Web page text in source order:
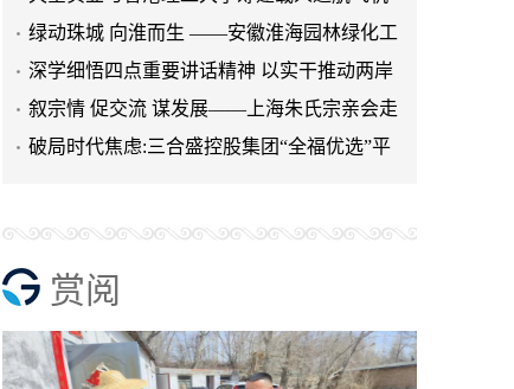
研究院
绿动珠城 向淮而生 ——安徽淮海园林绿化工
程有限公司发展纪实
深学细悟四点重要讲话精神 以实干推动两岸
融合发展
叙宗情 促交流 谋发展——上海朱氏宗亲会走
进上海晨烨家具有限公
破局时代焦虑:三合盛控股集团“全福优选”平
赏阅